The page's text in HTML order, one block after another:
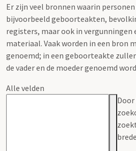
Er zijn veel bronnen waarin
bijvoorbeeld geboorteakten,
registers, maar ook in vergunningen
materiaal. Vaak worden in een bron
genoemd; in een geboorteakte
de vader en de moeder genoemd
Alle velden